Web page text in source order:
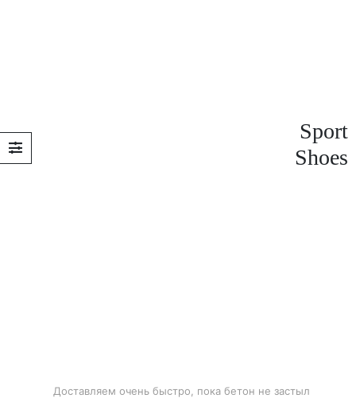
Sport
Shoes
Доставляем очень быстро, пока бетон не застыл